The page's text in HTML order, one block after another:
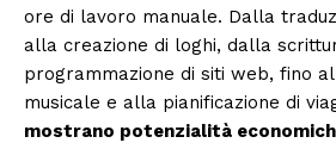
ore di lavoro manuale. Dalla
alla creazione di loghi, dalla
programmazione di siti web, fino
musicale e alla pianificazione di
mostrano potenzialità